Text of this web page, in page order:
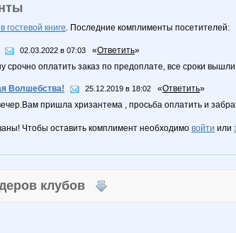
гостевой книге. Последние комплименты посетителей:
02.03.2022 в 07:03 «Ответить»
срочно оплатить заказ по предоплате, все сроки
Волшебства! 25.12.2019 в 18:02 «Ответить»
пришла хризантема , просьба оплатить и
Чтобы оставить комплимент необходимо войти или
клубов